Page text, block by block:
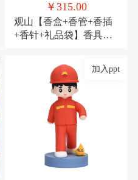
￥315.00
观山【香盒+香管+香插
+香针+礼品袋】香具商
加入ppt